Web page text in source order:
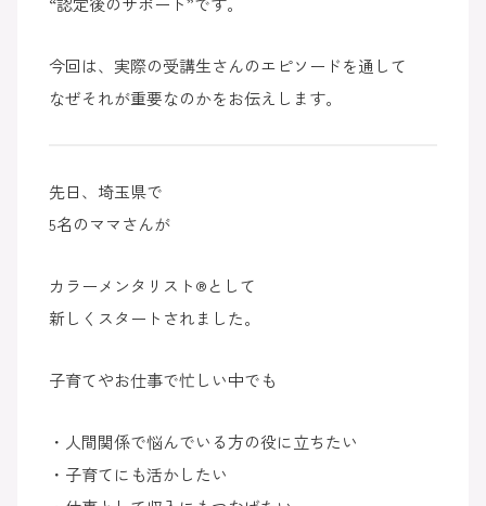
今回は、実際の受講生さんのエピソードを通して
なぜそれが重要なのかをお伝えします。
先日、埼玉県で
5名のママさんが
カラーメンタリスト®︎として
新しくスタートされました。
子育てやお仕事で忙しい中でも
・人間関係で悩んでいる方の役に立ちたい
・子育てにも活かしたい